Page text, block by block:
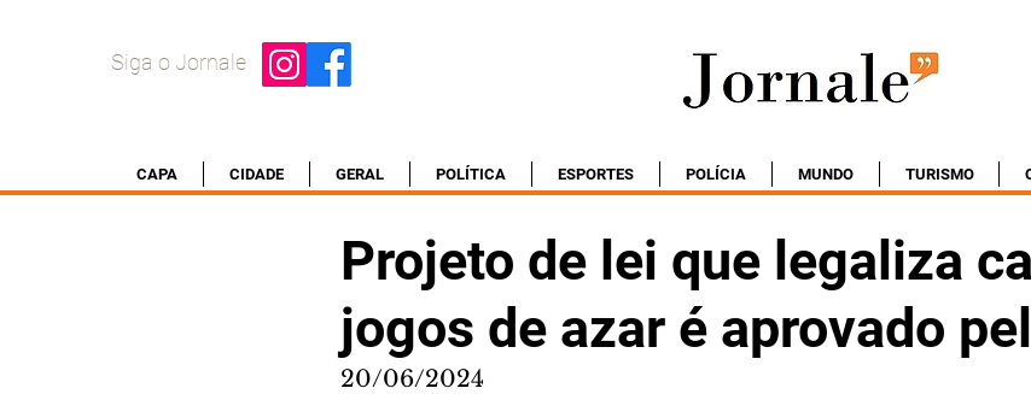
Siga o Jornale
CAPA CIDADE GERAL POLÍTICA ESPORTES POLÍCIA MUNDO TURISMO
Projeto de lei que legaliza
jogos de azar é aprovado
20/06/2024